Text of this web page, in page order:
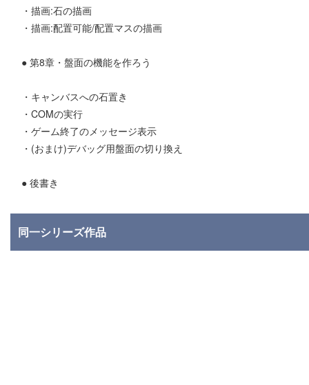
・描画:石の描画
・描画:配置可能/配置マスの描画
● 第8章・盤面の機能を作ろう
・キャンバスへの石置き
・COMの実行
・ゲーム終了のメッセージ表示
・(おまけ)デバッグ用盤面の切り換え
● 後書き
同一シリーズ作品